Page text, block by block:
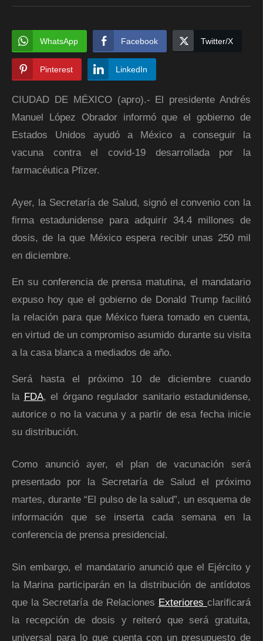
WhatsApp Facebook Twitter/X
Pinterest LinkedIn
CIUDAD DE MÉXICO (apro).- El presidente Andrés
Manuel López Obrador informó que el gobierno de
Estados Unidos ayudó a México a conseguir la
vacuna contra el covid-19 desarrollada por la
farmacéutica Pfizer.
Ayer, la Secretaría de Salud, signó el convenio con la
firma estadunidense para adquirir 34.4 millones de
dosis, de la que México espera recibir unas 250 mil
en diciembre.
En su conferencia de prensa matutina, el mandatario
expuso hoy que el gobierno de Donald Trump facilitó
la relación para que México fuera tomado en cuenta,
en virtud de un compromiso asumido durante su visita
a la casa blanca a mediados de año.
Será hasta el próximo 10 de diciembre cuando
la FDA, el órgano regulador sanitario estadunidense,
autorice o no la vacuna y a partir de esa fecha inicie
su distribución.
Como anunció ayer, el plan de vacunación será
presentado por la Secretaría de Salud el próximo
martes, durante “El pulso de la salud”, un esquema de
información que se inserta cada semana en la
conferencia de prensa presidencial.
Sin embargo, el mandatario anunció que el Ejército y
la Marina participarán en la distribución de antídotos
que la Secretaría de Relaciones Exterioresclarificará
la recepción de dosis y reiteró que será gratuita,
universal para lo que cuenta con un presupuesto de